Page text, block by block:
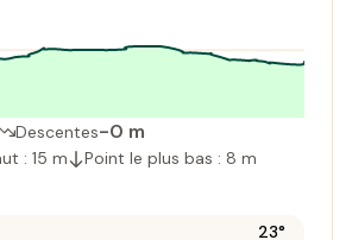
Descentes-0 m
: 15 m Point le plus bas : 8 m
23°